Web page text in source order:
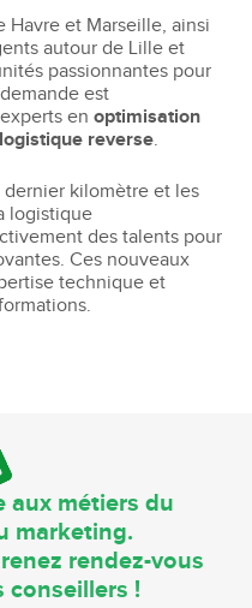
Havre et Marseille, ainsi
autour de Lille et
passionnantes pour
est
enoptimisation
logistique reverse.
kilomètre et les
logistique
des talents pour
Ces nouveaux
technique et
aux métiers du
marketing.
rendez-vous
conseillers !